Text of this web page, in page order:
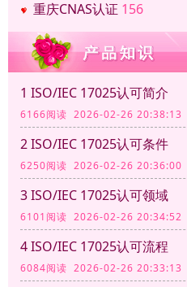
重庆CNAS认证 156
1 ISO/IEC 17025认可简介
6166阅读 2026-02-26 20:38:13
2 ISO/IEC 17025认可条件
6250阅读 2026-02-26 20:36:00
3 ISO/IEC 17025认可领域
6101阅读 2026-02-26 20:34:52
4 ISO/IEC 17025认可流程
6084阅读 2026-02-26 20:33:13